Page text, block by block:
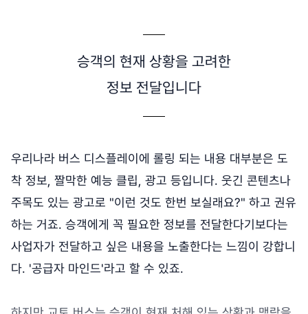
승객의 현재 상황을 고려한
정보 전달입니다
우리나라 버스 디스플레이에 롤링 되는 내용 대부분은 도
착 정보, 짤막한 예능 클립, 광고 등입니다. 웃긴 콘텐츠나
주목도 있는 광고로 "이런 것도 한번 보실래요?" 하고 권유
하는 거죠. 승객에게 꼭 필요한 정보를 전달한다기보다는
사업자가 전달하고 싶은 내용을 노출한다는 느낌이 강합니
다. '공급자 마인드'라고 할 수 있죠.